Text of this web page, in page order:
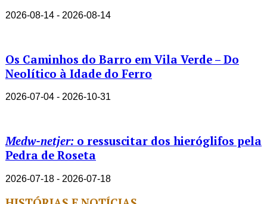
2026-08-14 - 2026-08-14
Os Caminhos do Barro em Vila Verde – Do
Neolítico à Idade do Ferro
2026-07-04 - 2026-10-31
Medw-netjer: o ressuscitar dos hieróglifos pela
Pedra de Roseta
2026-07-18 - 2026-07-18